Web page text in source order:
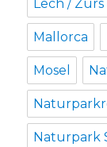
Lech /
Mallorca
Mosel
Naturpark